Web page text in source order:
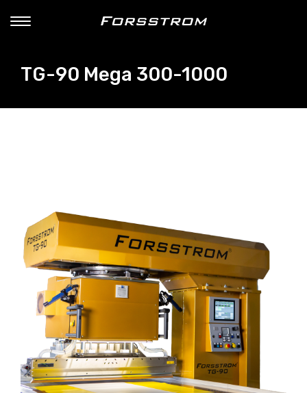
TG-90 Mega 300-1000